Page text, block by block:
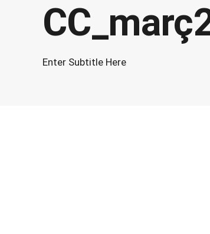
Enter Subtitle Here